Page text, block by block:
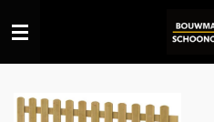
direct
naar
hoofdinhoud